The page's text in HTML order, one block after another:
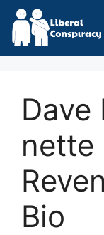
Skip
content
Dave
nette
Bio